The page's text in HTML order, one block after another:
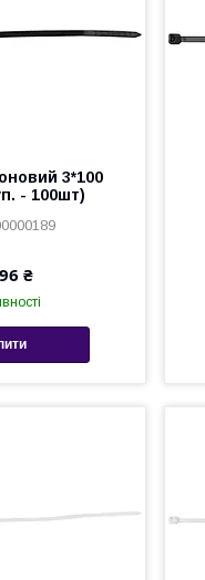
3*100
- 100шт)
₴